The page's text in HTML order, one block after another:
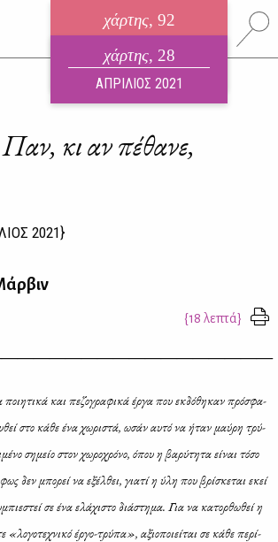
χάρτης, 92
ηλεκτρονικό περιοδικό
ΑΥΓΟΥΣΤΟΣ 2026
χάρτης, 28
ΑΠΡΙΛΙΟΣ 2021
κι αν πέθανε,
2021}
{18 λεπτά}
————————————————
ποι­η­τι­κά και πε­ζο­γρα­φι­κά έρ­γα που εκ­δό­θη­καν πρό­σφα­
στο κά­θε ένα χω­ρι­στά, ωσάν αυ­τό να ήταν μαύ­ρη τρύ­
ση­μείο στον χω­ρο­χρό­νο, όπου η βα­ρύ­τη­τα εί­ναι τό­σο
δεν μπο­ρεί να εξέλ­θει, για­τί η ύλη που βρί­σκε­ται εκεί
σε ένα ελά­χι­στο διά­στη­μα. Για να κα­τορ­θω­θεί η
«λο­γο­τε­χνι­κό έρ­γο-τρύ­πα», αξιο­ποιεί­ται σε κά­θε πε­ρί­